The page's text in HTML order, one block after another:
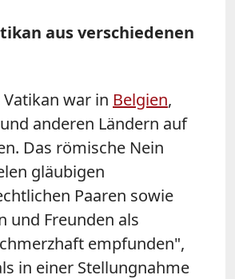
aus verschiedenen
war in Belgien,
anderen Ländern auf
Das römische Nein
gläubigen
Paaren sowie
und Freunden als
empfunden",
in einer Stellungnahme